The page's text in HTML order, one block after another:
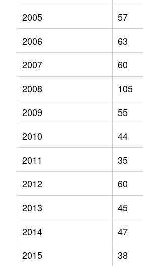
2005
57
2006
63
2007
60
2008
105
2009
55
2010
44
2011
35
2012
60
2013
45
2014
47
2015
38